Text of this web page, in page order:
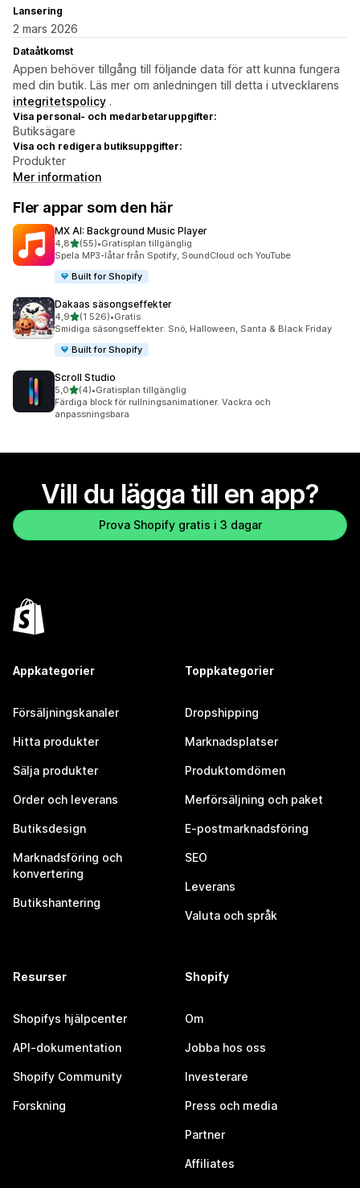
Lansering
2 mars 2026
Dataåtkomst
Appen behöver tillgång till följande data för att kunna fungera
med din butik. Läs mer om anledningen till detta i utvecklarens
integritetspolicy .
Visa personal- och medarbetaruppgifter:
Butiksägare
Visa och redigera butiksuppgifter:
Produkter
Mer information
Fler appar som den här
MX AI: Background Music Player
4,8av 5 stjärnor
(55)
55 recensioner totalt
•Gratisplan tillgänglig
Spela MP3-låtar från Spotify, SoundCloud och YouTube
Built for Shopify
Dakaas säsongseffekter
4,9av 5 stjärnor
(1 526)
1526 recensioner totalt
•Gratis
Smidiga säsongseffekter: Snö, Halloween, Santa & Black Friday
Built for Shopify
Scroll Studio
5,0av 5 stjärnor
(4)
4 recensioner totalt
•Gratisplan tillgänglig
Färdiga block för rullningsanimationer. Vackra och
anpassningsbara
Vill du lägga till en app?
Prova Shopify gratis i 3 dagar
Appkategorier
Försäljningskanaler
Hitta produkter
Sälja produkter
Order och leverans
Butiksdesign
Marknadsföring och
konvertering
Butikshantering
Toppkategorier
Dropshipping
Marknadsplatser
Produktomdömen
Merförsäljning och paket
E-postmarknadsföring
SEO
Leverans
Valuta och språk
Resurser
Shopifys hjälpcenter
API-dokumentation
Shopify Community
Forskning
Shopify
Om
Jobba hos oss
Investerare
Press och media
Partner
Affiliates